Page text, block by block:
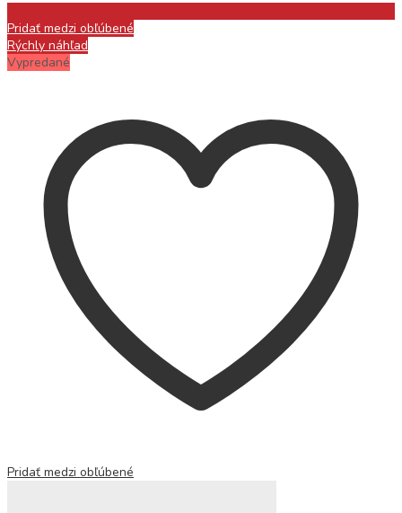
Pridať medzi obľúbené
Rýchly náhľad
Vypredané
Pridať medzi obľúbené